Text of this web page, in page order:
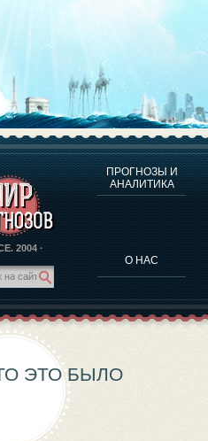
2004 ·
ПРОГНОЗЫ И
АНАЛИТИКА
О НАС
ЧЕЛОВЕКА
ЛИЧНОСТЕЙ
ВОЛИКОВА
И АНАЛИТИКА
ЭТО БЫЛО